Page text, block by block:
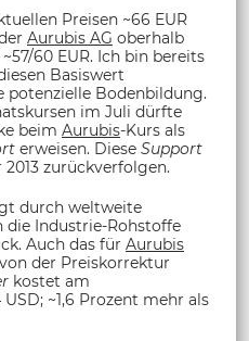
Preisen ~66 EUR
Aurubis AG oberhalb
60 EUR. Ich bin bereits
Basiswert
potenzielle Bodenbildung.
im Juli dürfte
beim Aurubis-Kurs als
erweisen. Diese Support
zurückverfolgen.
durch weltweite
die Industrie-Rohstoffe
Auch das für Aurubis
der Preiskorrektur
kostet am
~1,6 Prozent mehr als